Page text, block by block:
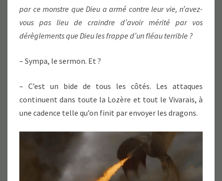
par ce monstre que Dieu a armé contre leur vie, n’avez-
vous pas lieu de craindre d’avoir mérité par vos
dérèglements que Dieu les frappe d’un fléau terrible ?
– Sympa, le sermon. Et ?
– C’est un bide de tous les côtés. Les attaques
continuent dans toute la Lozère et tout le Vivarais, à
une cadence telle qu’on finit par envoyer les dragons.